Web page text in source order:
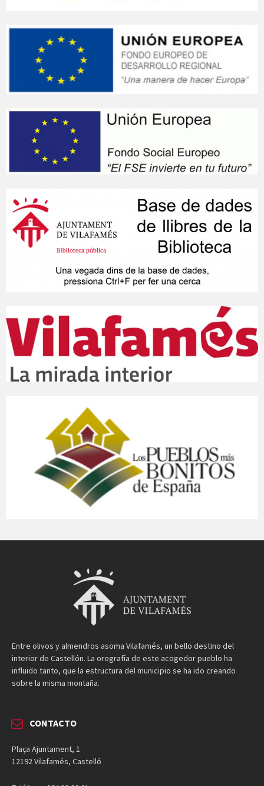
Entre olivos y almendros asoma Vilafamés, un bello destino del
interior de Castellón. La orografía de este acogedor pueblo ha
influido tanto, que la estructura del municipio se ha ido creando
sobre la misma montaña.
CONTACTO
Plaça Ajuntament, 1
12192 Vilafamés, Castelló